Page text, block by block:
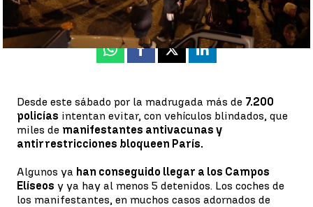
Antena 3 Noticias
Publicado:12 de febrero de 2022, 16:45
Whatsapp
Facebook
X Linkedin
Desde este sábado por la madrugada más de 7.200
policías intentan evitar, con vehículos blindados, que
miles de manifestantes antivacunas y
antirrestricciones bloqueen París.
Algunos ya han conseguido llegar a los Campos
Elíseos y ya hay al menos 5 detenidos. Los coches de
los manifestantes, en muchos casos adornados de